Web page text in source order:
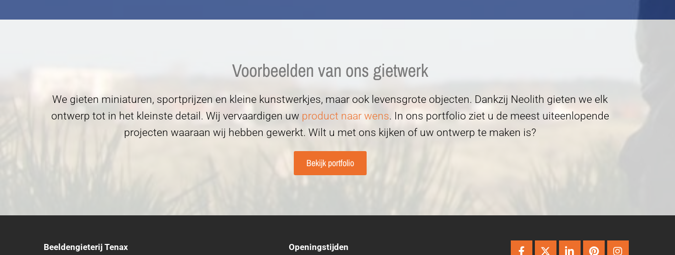
Voorbeelden van ons gietwerk
We gieten miniaturen, sportprijzen en kleine kunstwerkjes, maar ook levensgrote objecten. Dankzij Neolith gieten we elk
ontwerp tot in het kleinste detail. Wij vervaardigen uw product naar wens. In ons portfolio ziet u de meest uiteenlopende
projecten waaraan wij hebben gewerkt. Wilt u met ons kijken of uw ontwerp te maken is?
Bekijk portfolio
Beeldengieterij Tenax Openingstijden